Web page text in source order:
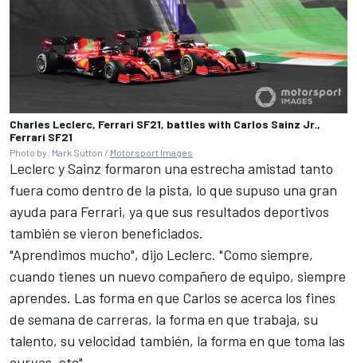
Charles Leclerc, Ferrari SF21, battles with Carlos Sainz Jr.,
Ferrari SF21
Photo by: Mark Sutton / Motorsport Images
Leclerc y Sainz formaron una estrecha amistad tanto
fuera como dentro de la pista, lo que supuso una gran
ayuda para Ferrari, ya que sus resultados deportivos
también se vieron beneficiados.
"Aprendimos mucho", dijo Leclerc. "Como siempre,
cuando tienes un nuevo compañero de equipo, siempre
aprendes. Las forma en que Carlos se acerca los fines
de semana de carreras, la forma en que trabaja, su
talento, su velocidad también, la forma en que toma las